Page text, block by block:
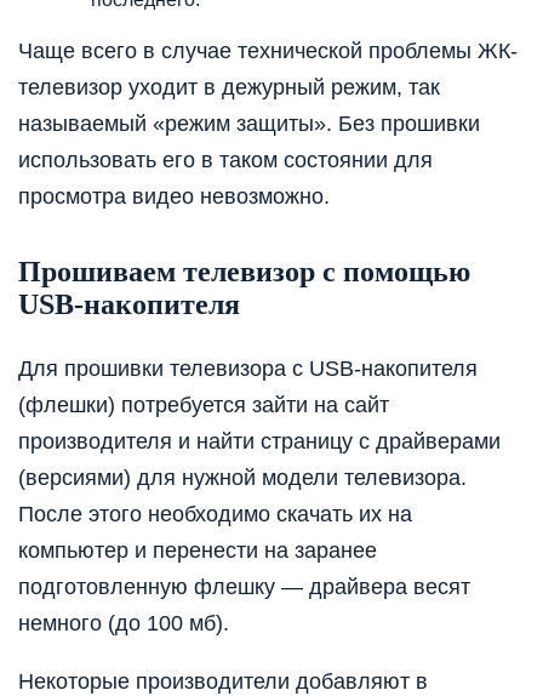
Чаще всего в случае технической проблемы ЖК-
телевизор уходит в дежурный режим, так
называемый «режим защиты». Без прошивки
использовать его в таком состоянии для
просмотра видео невозможно.
Прошиваем телевизор с помощью
USB-накопителя
Для прошивки телевизора с USB-накопителя
(флешки) потребуется зайти на сайт
производителя и найти страницу с драйверами
(версиями) для нужной модели телевизора.
После этого необходимо скачать их на
компьютер и перенести на заранее
подготовленную флешку — драйвера весят
немного (до 100 мб).
Некоторые производители добавляют в